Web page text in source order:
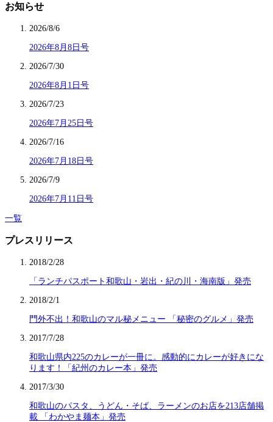
お知らせ
2026/8/6
2026年8月8日号
2026/7/30
2026年8月1日号
2026/7/23
2026年7月25日号
2026/7/16
2026年7月18日号
2026/7/9
2026年7月11日号
一覧
プレスリリース
2018/2/28
「ランチパスポート和歌山・岩出・紀の川・海南版」発売
2018/2/1
門外不出！和歌山のマル秘メニュー 「秘密のグルメ」発売
2017/7/28
和歌山県内225のカレーが一冊に。感動的にカレーが好きにな
ります！「紀州のカレー本」発売
2017/3/30
和歌山のパスタ、うどん・そば、ラーメンのお店を213店舗掲
載 「わかやま麺本」発売